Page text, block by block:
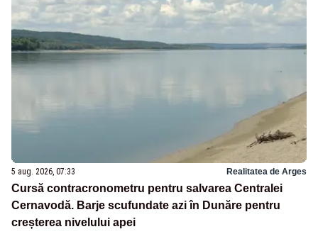
5 aug. 2026, 07:33 Realitatea de Arges
Cursă contracronometru pentru salvarea Centralei
Cernavodă. Barje scufundate azi în Dunăre pentru
creșterea nivelului apei